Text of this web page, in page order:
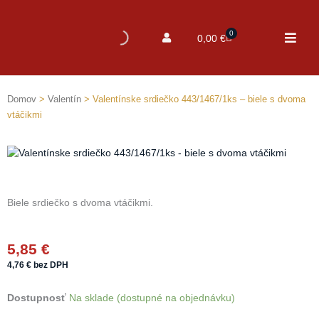
0,00€ 0
Cart
Domov > Valentín > Valentínske srdiečko 443/1467/1ks – biele s dvoma
vtáčikmi
Biele srdiečko s dvoma vtáčikmi.
5,85 €
4,76 € bez DPH
Dostupnosť Na sklade (dostupné na objednávku)
množstvo
Valentínske